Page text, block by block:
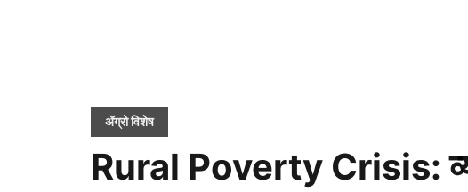
ॲग्रो विशेष
Rural Poverty Crisis: